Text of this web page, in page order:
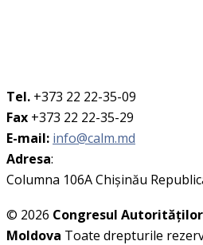
Tel. +373 22 22-35-09
Fax +373 22 22-35-29
E-mail: info@calm.md
Adresa:
Columna 106A Chişinău
© 2026 Congresul
Moldova Toate drepturile